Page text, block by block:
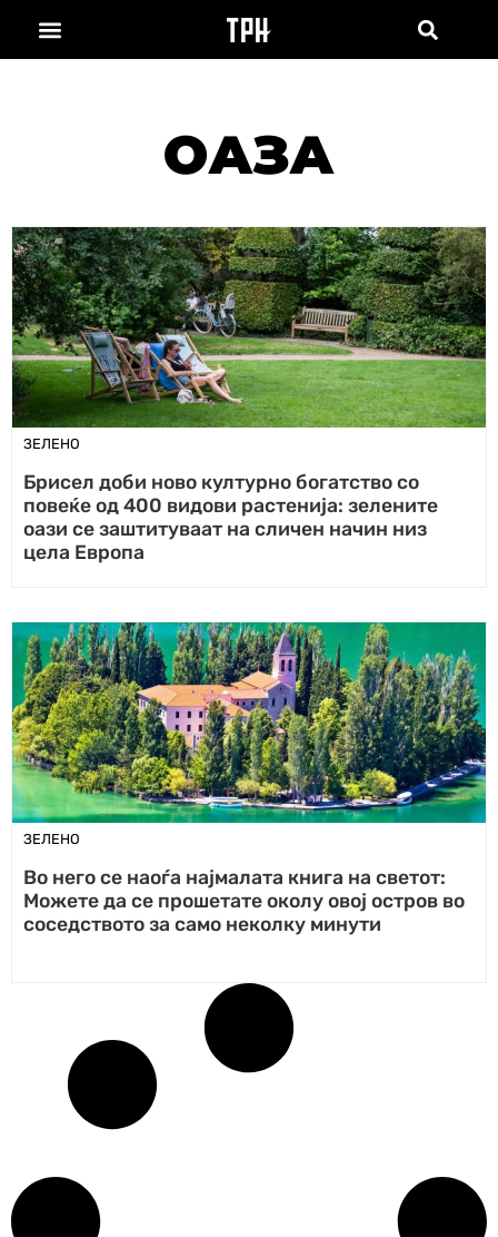
ОАЗА
ЗЕЛЕНО
Брисел доби ново културно богатство со
повеќе од 400 видови растенија: зелените
оази се заштитуваат на сличен начин низ
цела Европа
ЗЕЛЕНО
Во него се наоѓа најмалата книга на светот:
Можете да се прошетате околу овој остров во
соседството за само неколку минути